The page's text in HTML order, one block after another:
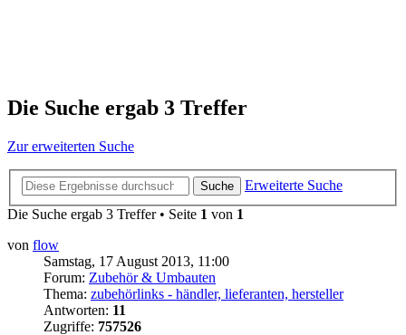
Die Suche ergab 3 Treffer
Zur erweiterten Suche
Suche
Erweiterte Suche
Die Suche ergab 3 Treffer • Seite 1 von 1
von flow
Samstag, 17 August 2013, 11:00
Forum: Zubehör & Umbauten
Thema: zubehörlinks - händler, lieferanten, hersteller
Antworten: 11
Zugriffe: 757526